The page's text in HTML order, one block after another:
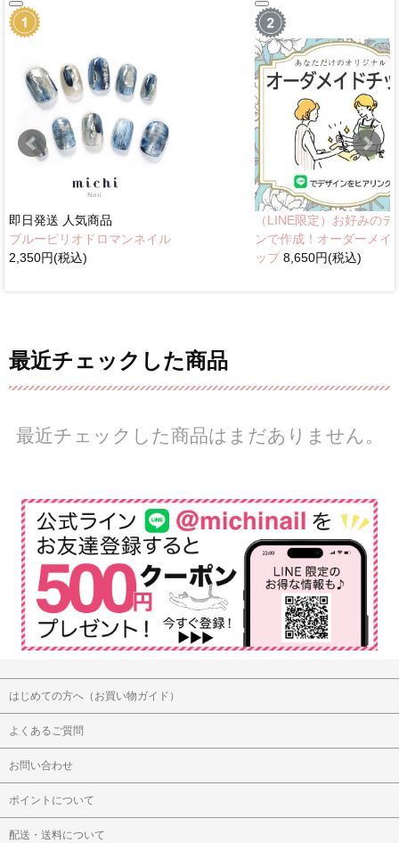
即日発送 人気商品
ブルーピリオドロマンネイル
2,350円(税込)
（LINE限定）お好みのデ
ンで作成！オーダーメイ
ップ8,650円(税込)
最近チェックした商品
最近チェックした商品はまだありません。
はじめての方へ（お買い物ガイド）
よくあるご質問
お問い合わせ
ポイントについて
配送・送料について